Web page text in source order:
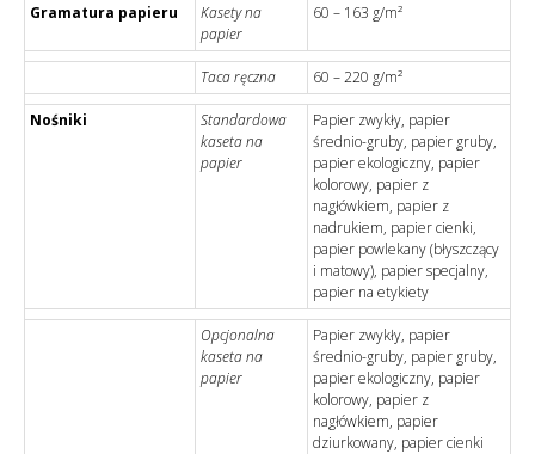
Gramatura papieru
Kasety na
papier
60 – 163 g/m²
Taca ręczna 60 – 220 g/m²
Nośniki
Standardowa
kaseta na
papier
Papier zwykły, papier
średnio-gruby, papier gruby,
papier ekologiczny, papier
kolorowy, papier z
nagłówkiem, papier z
nadrukiem, papier cienki,
papier powlekany (błyszczący
i matowy), papier specjalny,
papier na etykiety
Opcjonalna
kaseta na
papier
Papier zwykły, papier
średnio-gruby, papier gruby,
papier ekologiczny, papier
kolorowy, papier z
nagłówkiem, papier
dziurkowany, papier cienki